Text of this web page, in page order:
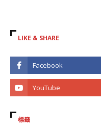
LIKE & SHARE
標籤